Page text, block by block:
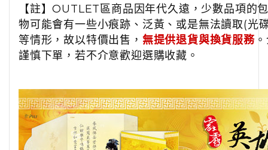
【註】OUTLET區商品因年代久遠，少數品項的
物可能會有一些小痕跡、泛黃、或是無法讀取(光
等情形，故以特價出售， 無提供退貨與換貨服務
謹慎下單，若不介意歡迎選購收藏。